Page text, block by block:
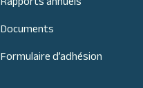
Documents
Formulaire d’adhésion